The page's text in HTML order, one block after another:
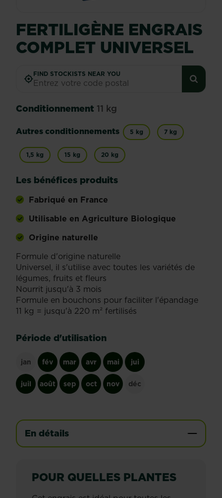
FERTILIGÈNE ENGRAIS
COMPLET UNIVERSEL
FIND STOCKISTS NEAR YOU
Conditionnement 11 kg
Autres conditionnements 5 kg 7 kg
1,5 kg 15 kg 20 kg
Les bénéfices produits
Fabriqué en France
Utilisable en Agriculture Biologique
Origine naturelle
Formule d'origine naturelle
Universel, il s'utilise avec toutes les variétés de
légumes, fruits et fleurs
Nourrit jusqu'à 3 mois
Formule en bouchons pour faciliter l'épandage
11 kg = jusqu'à 220 m² fertilisés
Période d'utilisation
jan fév mar avr mai jui
juil août sep oct nov déc
En détails
POUR QUELLES PLANTES